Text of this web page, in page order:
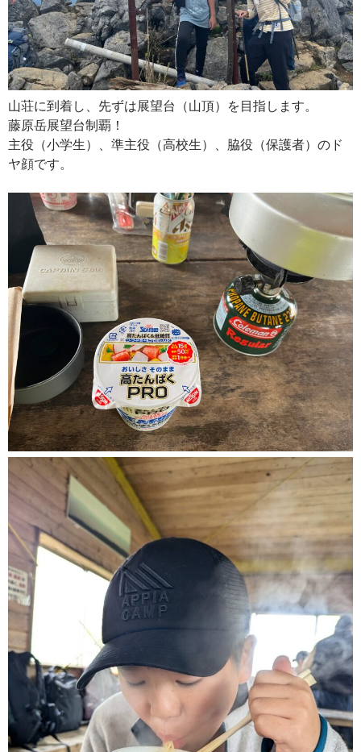
山荘に到着し、先ずは展望台（山頂）を目指します。
藤原岳展望台制覇！
主役（小学生）、準主役（高校生）、脇役（保護者）のド
ヤ顔です。